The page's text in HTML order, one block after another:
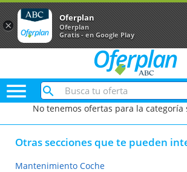

No tenemos ofertas para la categoría
Otras secciones que te pueden
Mantenimiento Coche
×
Oferplan
Oferplan
Gratis - en Google Play